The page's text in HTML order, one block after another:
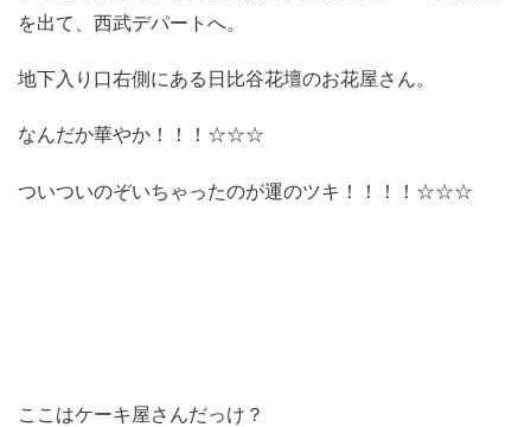
を出て、西武デパートへ。
地下入り口右側にある日比谷花壇のお花屋さん。
なんだか華やか！！！☆☆☆
ついついのぞいちゃったのが運のツキ！！！！☆☆☆
ここはケーキ屋さんだっけ？